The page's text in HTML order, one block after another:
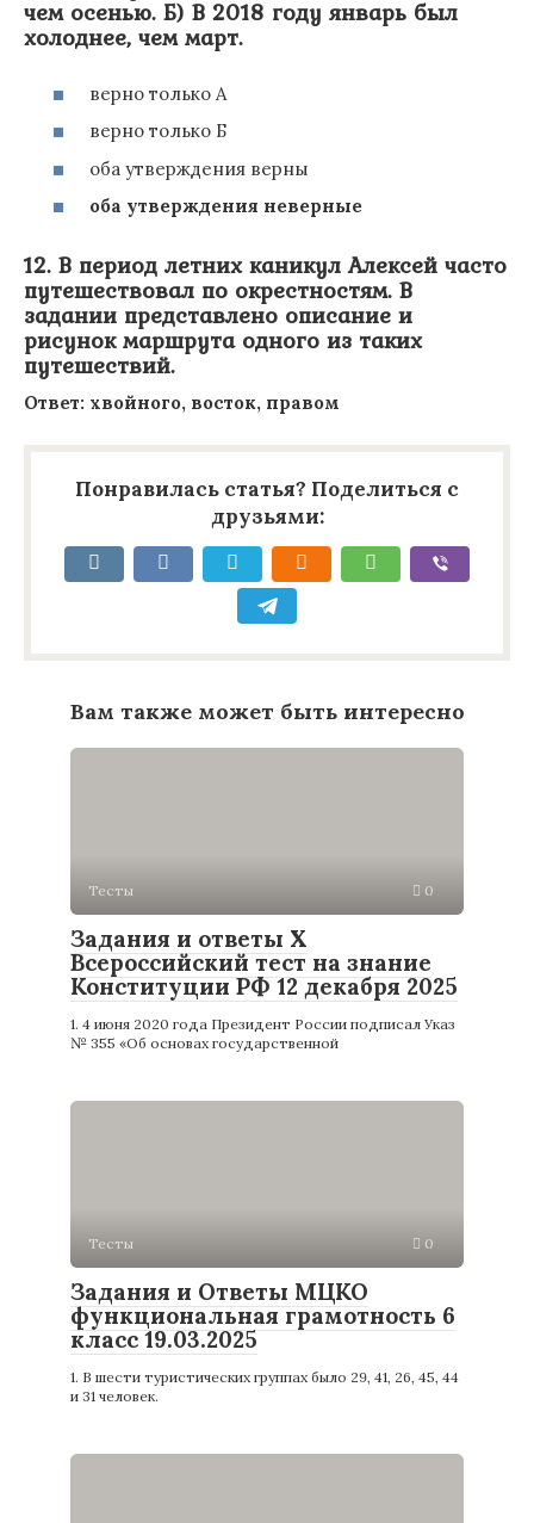
чем осенью. Б) В 2018 году январь был
холоднее, чем март.
верно только А
верно только Б
оба утверждения верны
оба утверждения неверные
12. В период летних каникул Алексей часто
путешествовал по окрестностям. В
задании представлено описание и
рисунок маршрута одного из таких
путешествий.
Ответ: хвойного, восток, правом
Понравилась статья? Поделиться с
друзьями:
Вам также может быть интересно
Тесты 0
Задания и ответы X
Всероссийский тест на знание
Конституции РФ 12 декабря 2025
1. 4 июня 2020 года Президент России подписал Указ
№ 355 «Об основах государственной
Тесты 0
Задания и Ответы МЦКО
функциональная грамотность 6
класс 19.03.2025
1. В шести туристических группах было 29, 41, 26, 45, 44
и 31 человек.